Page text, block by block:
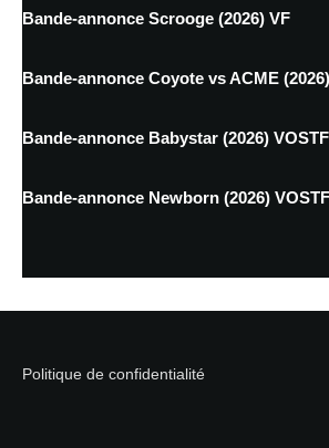
Bande-annonce Scrooge (2026) VF
Bande-annonce Coyote vs ACME
Bande-annonce Babystar (2026)
Bande-annonce Newborn (2026)
Politique de confidentialité